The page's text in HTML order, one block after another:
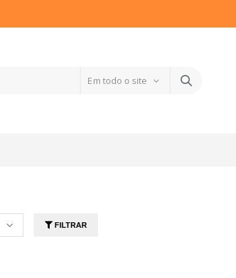
FILTRAR